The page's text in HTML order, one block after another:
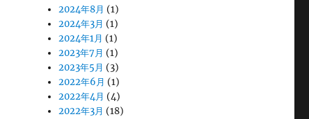
2024年8月 (1)
2024年3月 (1)
2024年1月 (1)
2023年7月 (1)
2023年5月 (3)
2022年6月 (1)
2022年4月 (4)
2022年3月 (18)